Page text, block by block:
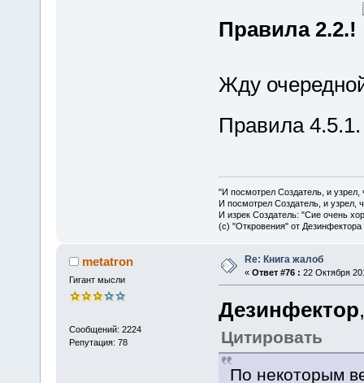
Правила 2.2.!
Жду
Правила
"И посмотрел Создатель, и
И посмотрел Создатель, и узрел,
И изрек Создатель: "Сие очень
(с) "Откровения" от Дезинфектора
metatron
Гигант мысли
Сообщений: 2224
Репутация: 78
Re: Книга жалоб
« Ответ #76 : 22 Октября
Дезинфектор
Цитировать
По некоторым